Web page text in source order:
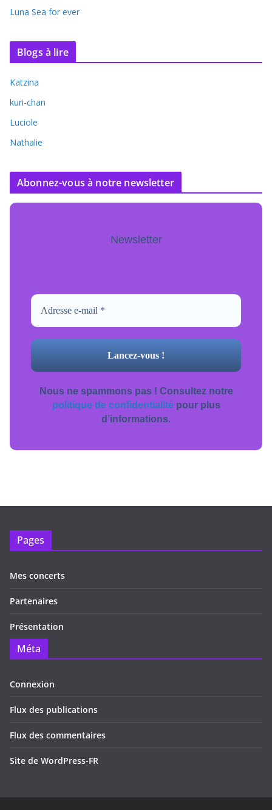
Luna Sea for ever
Blogs à lire
Katzina
kuri-chan
Luciole
Nathalie
Abonnez-vous à notre newsletter
Newsletter
Nous ne spammons pas ! Consultez notre
politique de confidentialitépour plus
d’informations.
Pages
Mes concerts
Partenaires
Présentation
Méta
Connexion
Flux des publications
Flux des commentaires
Site de WordPress-FR